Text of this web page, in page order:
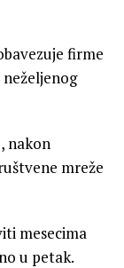
firme
nakon
mreže
mesecima
u petak.